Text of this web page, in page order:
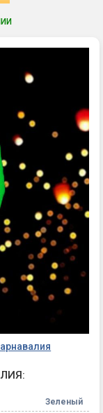
Зеленый